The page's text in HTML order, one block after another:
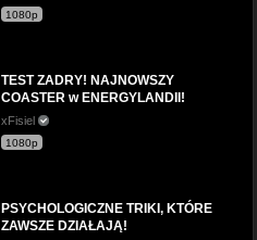
1080p
TEST ZADRY! NAJNOWSZY
COASTER w ENERGYLANDII!
xFisiel
1080p
PSYCHOLOGICZNE TRIKI, KTÓRE
ZAWSZE DZIAŁAJĄ!